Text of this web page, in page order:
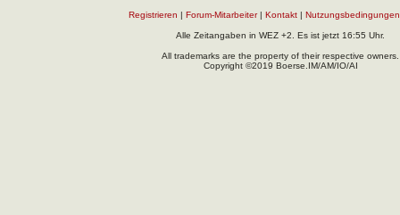
Registrieren Forum-Mitarbeiter| Kontakt Nutzungsbedingungen
Alle Zeitangaben in WEZ +2. Es ist jetzt 16:55 Uhr.
All trademarks are the property of their respective owners.
Copyright ©2019 Boerse.IM/AM/IO/AI